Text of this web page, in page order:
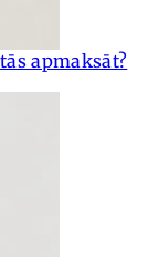
apmaksāt?